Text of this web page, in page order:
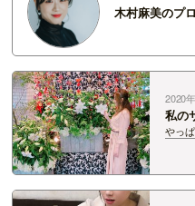
木村麻美のプ
2020
私の
ピア
やっ
紹介
もら
った